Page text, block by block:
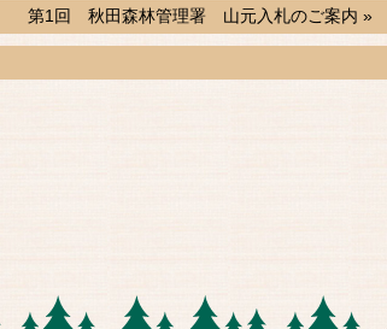
第1回 秋田森林管理署 山元入札のご案内 »